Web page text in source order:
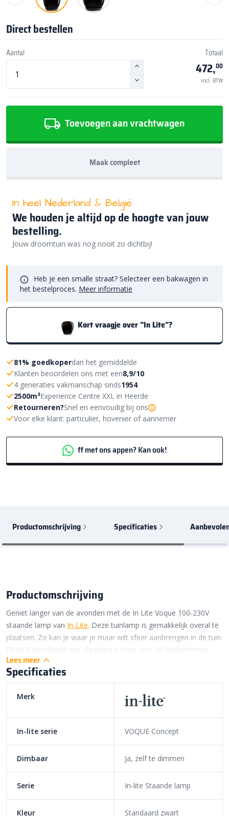
Direct bestellen
Aantal Totaal
472,00
incl. BTW
Toevoegen aan vrachtwagen
Maak compleet
In heel Nederland & België
We houden je altijd op de hoogte van jouw
bestelling.
Jouw droomtuin was nog nooit zo dichtbij!
Heb je een smalle straat? Selecteer een bakwagen in
het bestelproces. Meer informatie
Kort vraagje over "In Lite"?
81% goedkoperdan het gemiddelde
Klanten beoordelen ons met een8,9/10
4 generaties vakmanschap sinds1954
2500m²Experience Centre XXL in Heerde
Retourneren?Snel en eenvoudig bij ons
Voor elke klant: particulier, hovenier of aannemer
ff met ons appen? Kan ook!
Productomschrijving Specificaties
Productomschrijving
Geniet langer van de avonden met de In Lite Voque 100-230V
staande lamp van In-Lite. Deze tuinlamp is gemakkelijk overal te
plaatsen. Zo kan je waar je maar wilt sfeer aanbrengen in de tuin.
Denk bijvoorbeeld aan plaatsing tussen gras en beplantingen,
waarbij je het armatuur met een grondpen goed vast zet. Of
plaats de lamp los langs je zwembad of op je terras. Waar je de
In Lite Voque 100-230V ook plaatst, dankzij het stijlvolle design
gaat het prachtig op in elke omgeving.
aSfeervolle In Lite Voque 120-230V
verlichting
Dit zorgt ervoor dat de In Lite Voque 120-230V een egaal en
verlichting, maar heb je ook geen fel licht dat in je ogen schijnt.
Om het plaatje compleet te maken is deze lamp van Ø 300 mm
perfect te combineren met de In Lite Big Voque 120-230V van Ø
Lees meer
Specificaties
Merk
In-lite serie VOQUE Concept
Dimbaar Ja, zelf te dimmen
Serie In-lite Staande lamp
Kleur Standaard zwart